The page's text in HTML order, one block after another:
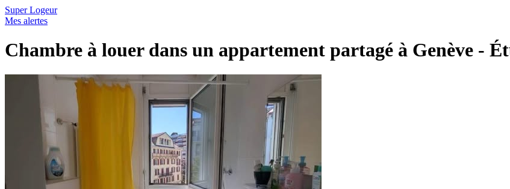
Super Logeur
Mes alertes
Chambre à louer dans un appartement partagé à Genève -